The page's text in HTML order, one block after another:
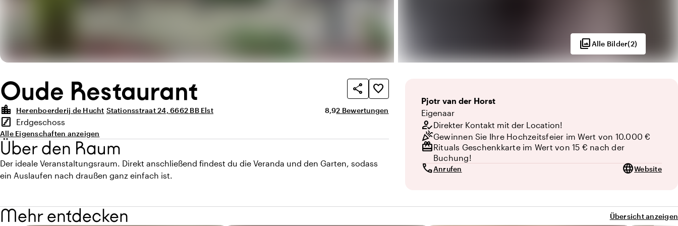
photo_libraryAlle Bilder(2)
Oude Restaurant share
favorite_border
location_city
Herenboerderij de Hucht Stationsstraat 24, 6662 BB Elst Durchschnittliche Bewertung von 8,9 von 10
8,9Anzahl der Bewertungen: 2
2 Bewertungen
Highlights
stairs
Stockwerk
Erdgeschoss
Alle Eigenschaften anzeigen
Über den Raum
Der ideale Veranstaltungsraum. Direkt anschließend findest du die Veranda und den Garten, sodass
ein Auslaufen nach draußen ganz einfach ist.
Pjotr van der Horst
Eigenaar
how_to_regDirekter Kontakt mit der Location!
celebrationGewinnen Sie Ihre Hochzeitsfeier im Wert von 10.000 €
redeemRituals Geschenkkarte im Wert von 15 € nach der
Buchung!
callAnrufen languageWebsite
Mehr entdecken Übersicht anzeigen